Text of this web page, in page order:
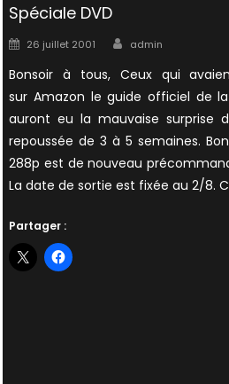
Spéciale DVD
Posted
26 juillet 2001 Author
admin
Bonsoir à tous, Ceux qui
sur Amazon le guide officiel de la
auront eu la mauvaise surprise
repoussée de 3 à 5 semaines.
288p est de nouveau
La date de sortie est fixée au 2/8.
Partager :